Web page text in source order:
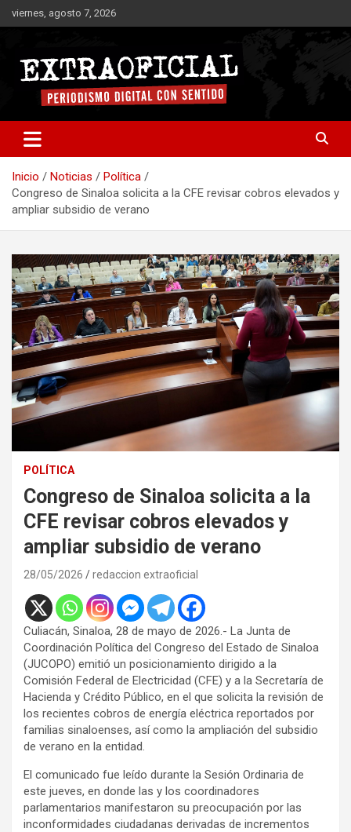
Saltar
al
viernes, agosto 7, 2026
Extraoficial
Inicio Noticias
Política
Congreso de Sinaloa solicita a la CFE revisar cobros elevados y
ampliar subsidio de verano
POLÍTICA
Congreso de Sinaloa solicita a la
CFE revisar cobros elevados y
ampliar subsidio de verano
28/05/2026 redaccion extraoficial
Culiacán, Sinaloa, 28 de mayo de 2026.- La Junta de
Coordinación Política del Congreso del Estado de Sinaloa
(JUCOPO) emitió un posicionamiento dirigido a la
Comisión Federal de Electricidad (CFE) y a la Secretaría de
Hacienda y Crédito Público, en el que solicita la revisión de
los recientes cobros de energía eléctrica reportados por
familias sinaloenses, así como la ampliación del subsidio
de verano en la entidad.
El comunicado fue leído durante la Sesión Ordinaria de
este jueves, en donde las y los coordinadores
parlamentarios manifestaron su preocupación por las
inconformidades ciudadanas derivadas de incrementos